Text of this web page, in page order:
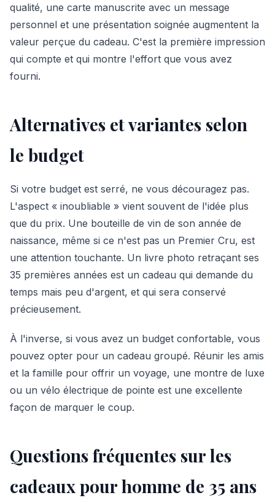
qualité, une carte manuscrite avec un message
personnel et une présentation soignée augmentent la
valeur perçue du cadeau. C'est la première impression
qui compte et qui montre l'effort que vous avez
fourni.
Alternatives et variantes selon
le budget
Si votre budget est serré, ne vous découragez pas.
L'aspect « inoubliable » vient souvent de l'idée plus
que du prix. Une bouteille de vin de son année de
naissance, même si ce n'est pas un Premier Cru, est
une attention touchante. Un livre photo retraçant ses
35 premières années est un cadeau qui demande du
temps mais peu d'argent, et qui sera conservé
précieusement.
À l'inverse, si vous avez un budget confortable, vous
pouvez opter pour un cadeau groupé. Réunir les amis
et la famille pour offrir un voyage, une montre de luxe
ou un vélo électrique de pointe est une excellente
façon de marquer le coup.
Questions fréquentes sur les
cadeaux pour homme de 35 ans